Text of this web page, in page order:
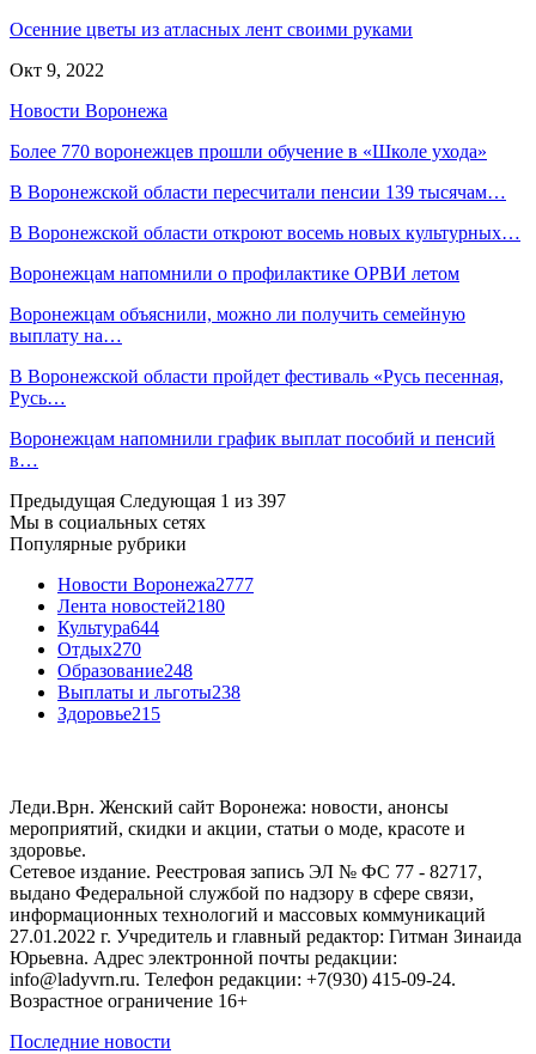
Осенние цветы из атласных лент своими руками
Окт 9, 2022
Новости Воронежа
Более 770 воронежцев прошли обучение в «Школе ухода»
В Воронежской области пересчитали пенсии 139 тысячам…
В Воронежской области откроют восемь новых культурных…
Воронежцам напомнили о профилактике ОРВИ летом
Воронежцам объяснили, можно ли получить семейную
выплату на…
В Воронежской области пройдет фестиваль «Русь песенная,
Русь…
Воронежцам напомнили график выплат пособий и пенсий
в…
Предыдущая Следующая 1 из 397
Мы в социальных сетях
Популярные рубрики
Новости Воронежа2777
Лента новостей2180
Культура644
Отдых270
Образование248
Выплаты и льготы238
Здоровье215
Леди.Врн. Женский сайт Воронежа: новости, анонсы
мероприятий, скидки и акции, статьи о моде, красоте и
здоровье.
Сетевое издание. Реестровая запись ЭЛ № ФС 77 - 82717,
выдано Федеральной службой по надзору в сфере связи,
информационных технологий и массовых коммуникаций
27.01.2022 г. Учредитель и главный редактор: Гитман Зинаида
Юрьевна. Адрес электронной почты редакции:
info@ladyvrn.ru. Телефон редакции: +7(930) 415-09-24.
Возрастное ограничение 16+
Последние новости